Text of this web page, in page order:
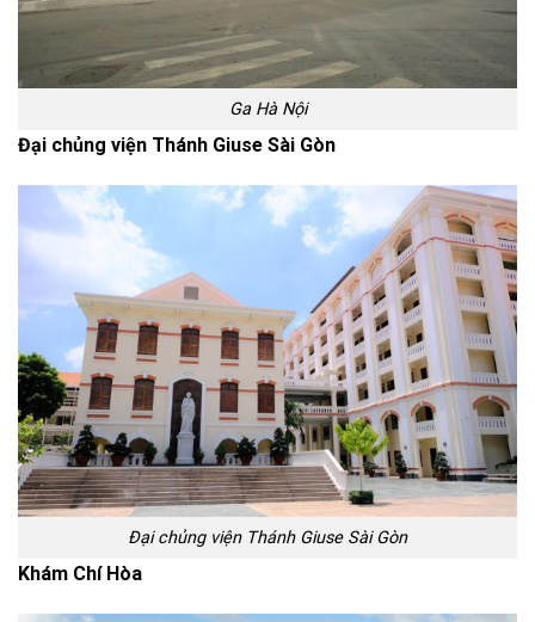
Ga Hà Nội
Đại chủng viện Thánh Giuse Sài Gòn
Đại chủng viện Thánh Giuse Sài Gòn
Khám Chí Hòa